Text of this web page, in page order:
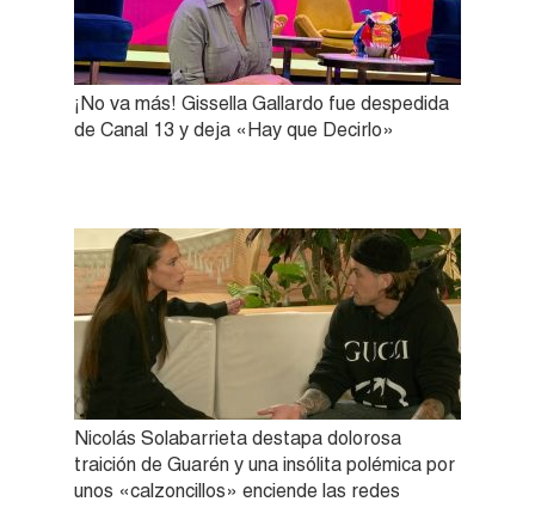
¡No va más! Gissella Gallardo fue despedida
de Canal 13 y deja «Hay que Decirlo»
Nicolás Solabarrieta destapa dolorosa
traición de Guarén y una insólita polémica por
unos «calzoncillos» enciende las redes